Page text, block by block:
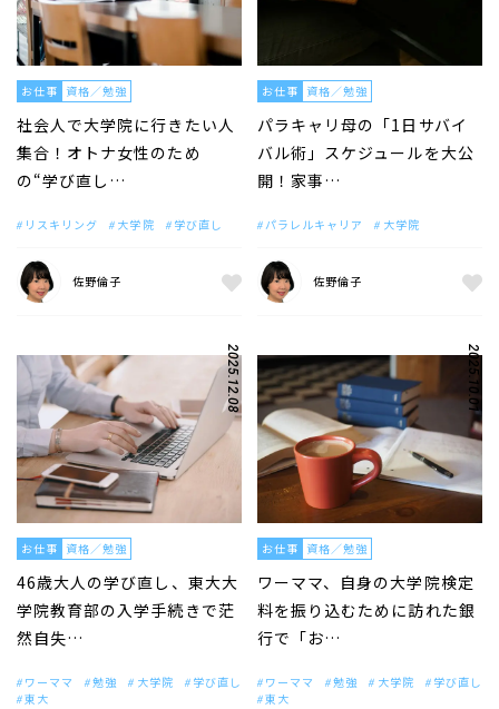
お仕事 資格／勉強
社会人で大学院に行きたい人
集合！オトナ女性のため
の“学び直し…
リスキリング 大学院 学び直し
佐野倫子
お仕事 資格／勉強
パラキャリ母の「1日サバイ
バル術」スケジュールを大公
開！家事…
パラレルキャリア 大学院
佐野倫子
2025.12.08
お仕事 資格／勉強
46歳大人の学び直し、東大大
学院教育部の入学手続きで茫
然自失…
ワーママ 勉強 大学院
学び直し
東大
2025.10.01
お仕事 資格／勉強
ワーママ、自身の大学院検定
料を振り込むために訪れた銀
行で「お…
ワーママ 勉強 大学院
学び直し
東大